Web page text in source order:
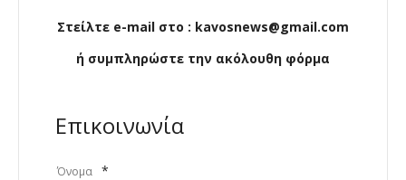
Στείλτε e-mail στο : kavosnews@gmail.com
ή συμπληρώστε την ακόλουθη φόρμα
Επικοινωνία
Όνομα *